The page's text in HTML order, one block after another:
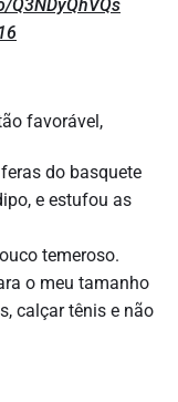
Q3NDyQhVQs
favorável,
do basquete
e estufou as
temeroso.
o meu tamanho
calçar tênis e não